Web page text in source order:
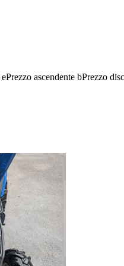
ePrezzo ascendente bPrezzo